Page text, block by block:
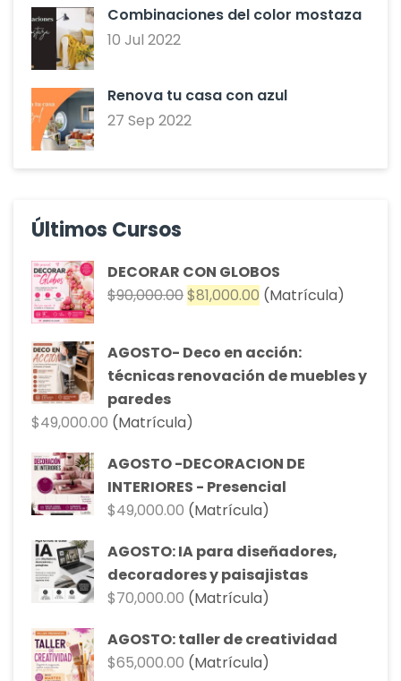
Combinaciones del color mostaza
10 Jul 2022
Renova tu casa con azul
27 Sep 2022
Últimos Cursos
DECORAR CON GLOBOS
$90,000.00El
era:
$90,000.00.
$81,000.00 El
actual
es:
$81,000.00.
(Matrícula)
AGOSTO- Deco en acción:
técnicas renovación de muebles y
paredes
$49,000.00 (Matrícula)
AGOSTO -DECORACION DE
INTERIORES - Presencial
$49,000.00 (Matrícula)
AGOSTO: IA para diseñadores,
decoradores y paisajistas
$70,000.00 (Matrícula)
AGOSTO: taller de creatividad
$65,000.00 (Matrícula)